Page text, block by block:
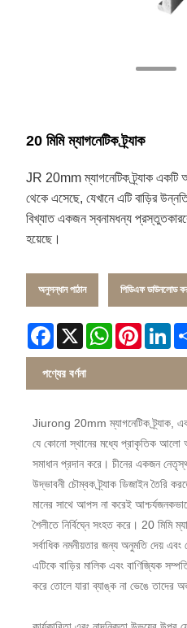
20 মিমি ম্যাগনেটিক ট্র্যাক
JR 20mm ম্যাগনেটিক ট্র্যাক একটি
থেকে এসেছে, যেখানে এটি বাড়ির
বিখ্যাত একজন স্বনামধন্য
হয়েছে।
অনুসন্ধান পাঠান পিডিএফ ডাউনলোড
Facebook
X WhatsApp
পণ্যের বর্ণনা
Jiurong 20mm ম্যাগনেটিক ট্র্যাক, একটি
যে কোনো স্থানের মধ্যে প্রাকৃতিক আলো
সমাধান প্রদান করে। চীনের একজন
উদ্ভাবনী চৌম্বক ট্র্যাক ডিজাইন তৈরি
মানের সাথে আপস না করেই
শৈলীতে নির্বিঘ্নে সংহত করে। 20 মিমি
সর্বাধিক নমনীয়তার জন্য অনুমতি দেয় এবং
এটিকে বাড়ির মালিক এবং বাণিজ্যিক
করে তোলে যারা ব্যাঙ্ক না ভেঙে তাদের